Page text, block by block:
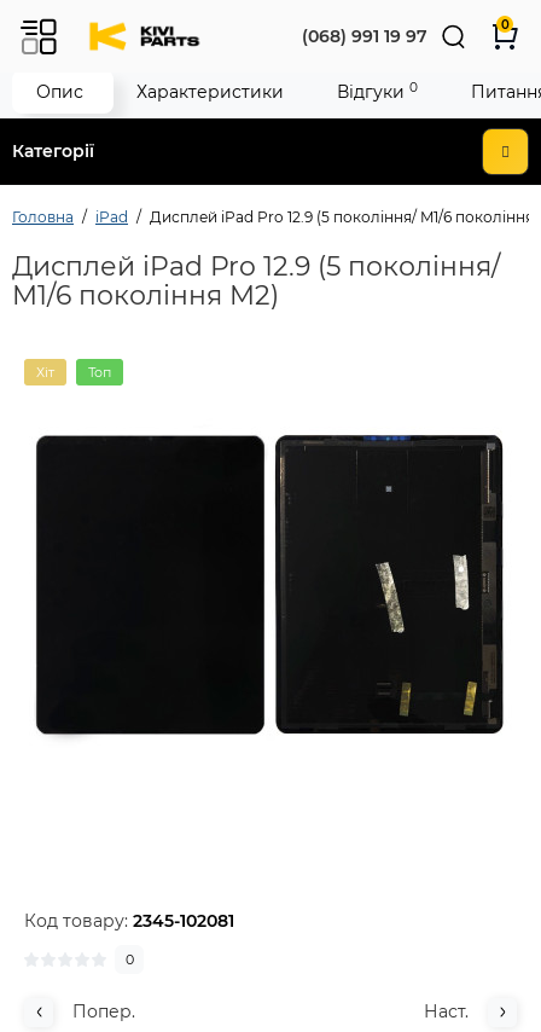
Категорії
(068) 991 19 97
0
Головна iPad Дисплей iPad Pro 12.9 (5 покоління/ M1/6 покоління
Дисплей iPad Pro 12.9 (5 покоління/
M1/6 покоління M2)
Хіт Топ
Код товару: 2345-102081
0
Попер. Наст.
Опис Характеристики Відгуки 0